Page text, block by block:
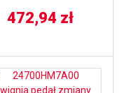
472,94 zł